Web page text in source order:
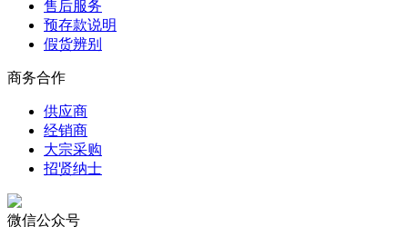
售后服务
预存款说明
假货辨别
商务合作
供应商
经销商
大宗采购
招贤纳士
微信公众号